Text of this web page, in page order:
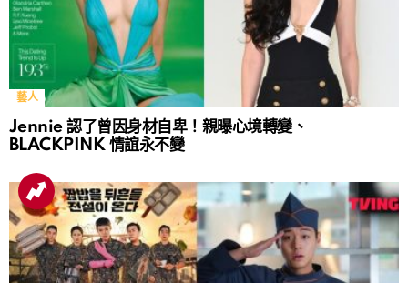
藝人
Jennie 認了曾因身材自卑！親曝心境轉變、
BLACKPINK 情誼永不變